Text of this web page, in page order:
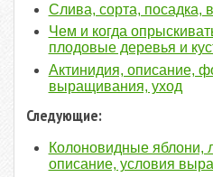
Слива, сорта, посадка,
Чем и когда
плодовые деревья и
Актинидия, описание,
выращивания, уход
Следующие:
Колоновидные яблони,
описание, условия